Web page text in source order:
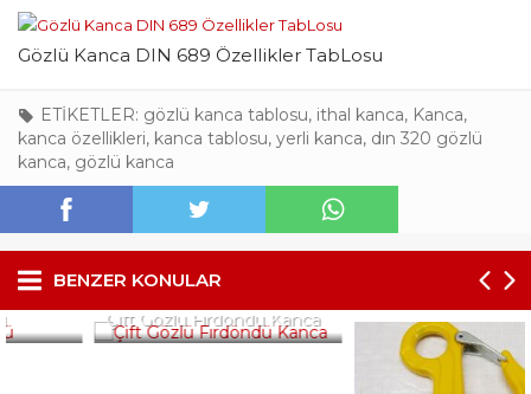
Gözlü Kanca DIN 689 Özellikler TabLosu
ETİKETLER: gözlü kanca tablosu, ithal kanca, Kanca,
kanca özellikleri, kanca tablosu, yerli kanca, dın 320 gözlü
kanca, gözlü kanca
BENZER KONULAR
Çift Gözlü Fırdöndü Kanca